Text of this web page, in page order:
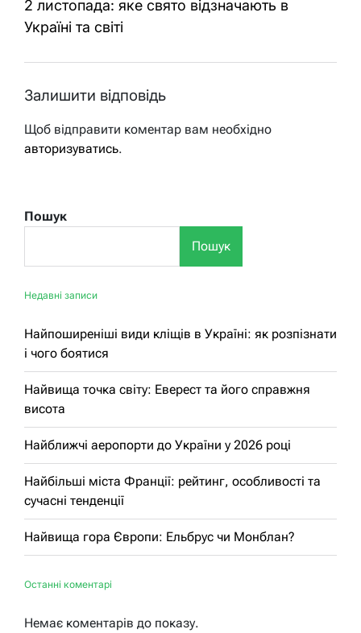
2 листопада: яке свято відзначають в
Україні та світі
Залишити відповідь
Щоб відправити коментар вам необхідно
авторизуватись.
Пошук
Пошук
Недавні записи
Найпоширеніші види кліщів в Україні: як розпізнати
і чого боятися
Найвища точка світу: Еверест та його справжня
висота
Найближчі аеропорти до України у 2026 році
Найбільші міста Франції: рейтинг, особливості та
сучасні тенденції
Найвища гора Європи: Ельбрус чи Монблан?
Останні коментарі
Немає коментарів до показу.